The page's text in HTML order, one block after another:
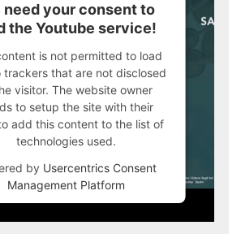
need your consent to
the Youtube service!
is not permitted to load
trackers that are not disclosed
visitor. The website owner
to setup the site with their
add this content to the list of
technologies used.
by Usercentrics Consent
Management Platform